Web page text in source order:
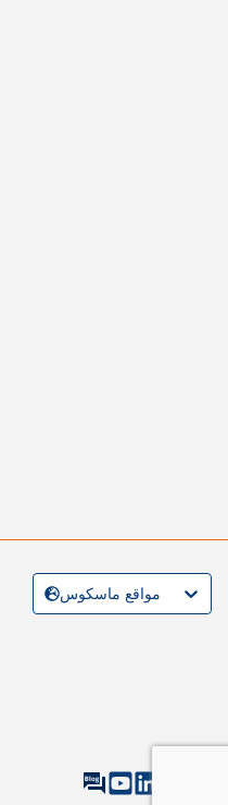
مواقع ماسكوس